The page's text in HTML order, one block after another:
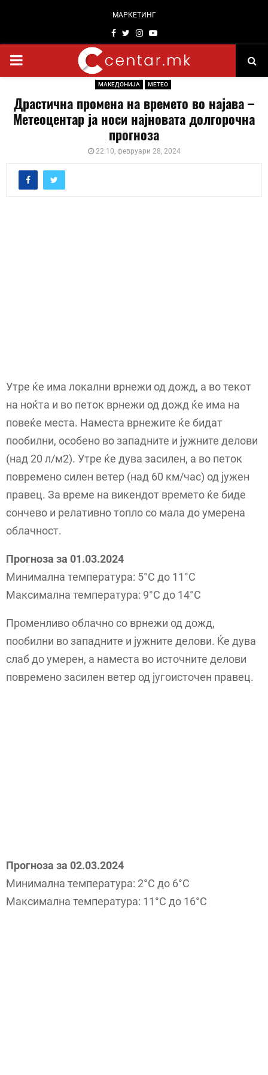
МАРКЕТИНГ
Facebook
TwitterInstagram
Youtube
PRIMARY
МАКЕДОНИЈА МЕТЕО
Драстична промена на времето во најава –
Метеоцентар ја носи најновата долгорочна
прогноза
22:10, февруари 28, 2024
Утре ќе има локални врнежи од дожд, а во текот
на ноќта и во петок врнежи од дожд ќе има на
повеќе места. Наместа врнежите ќе бидат
пообилни, особено во западните и јужните делови
(над 20 л/м2). Утре ќе дува засилен, а во петок
повремено силен ветер (над 60 км/час) од јужен
правец. За време на викендот времето ќе биде
сончево и релативно топло со мала до умерена
облачност.
Прогноза за 01.03.2024
Минимална температура: 5°C до 11°C
Максимална температура: 9°C до 14°C
Променливо облачно со врнежи од дожд,
пообилни во западните и јужните делови. Ќе дува
слаб до умерен, а наместа во источните делови
повремено засилен ветер од југоисточен правец.
Прогноза за 02.03.2024
Минимална температура: 2°C до 6°C
Максимална температура: 11°C до 16°C